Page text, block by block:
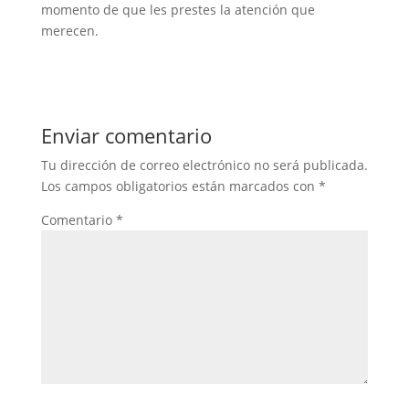
momento de que les prestes la atención que
merecen.
Enviar comentario
Tu dirección de correo electrónico no será publicada.
Los campos obligatorios están marcados con *
Comentario *